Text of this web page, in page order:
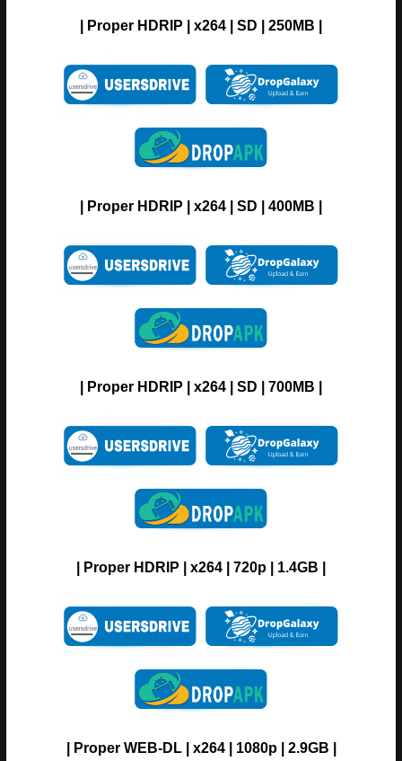
| Proper HDRIP | x264 | SD | 250MB |
| Proper HDRIP | x264 | SD | 400MB |
| Proper HDRIP | x264 | SD | 700MB |
| Proper HDRIP | x264 | 720p | 1.4GB |
| Proper WEB-DL | x264 | 1080p | 2.9GB |